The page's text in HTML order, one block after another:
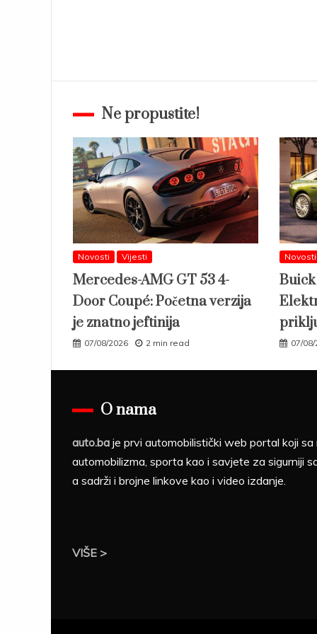
Ne propustite!
Novosti Vijesti
Mercedes-AMG GT 53 4-
Door Coupé: Početna verzija
je znatno jeftinija
07/08/2026 2 min read
Novosti
07/
O nama
auto.ba je prvi automobilistički web portal koji
automobilizma, sporta kao i savjete za sigurniji
a sadrži i brojne linkove kao i video izdanje.
VIŠE >